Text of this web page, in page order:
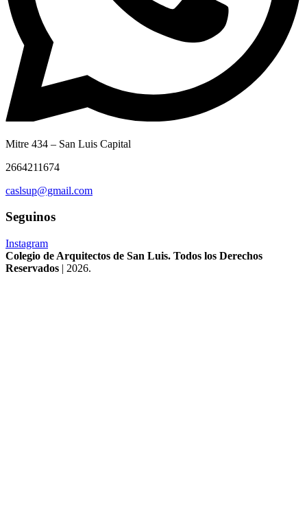
Mitre 434 – San Luis Capital
2664211674
caslsup@gmail.com
Seguinos
Instagram
Colegio de Arquitectos de San Luis. Todos los Derechos
Reservados | 2026.